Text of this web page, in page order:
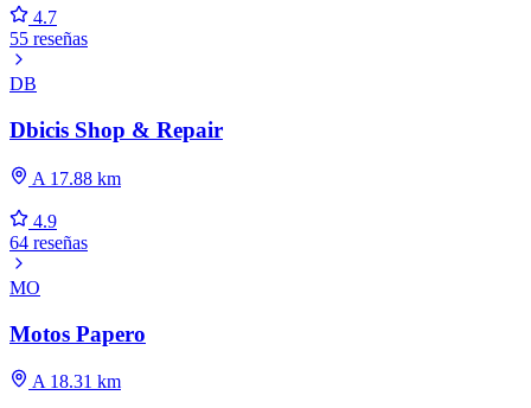
4.7
55 reseñas
DB
Dbicis Shop & Repair
A 17.88 km
4.9
64 reseñas
MO
Motos Papero
A 18.31 km